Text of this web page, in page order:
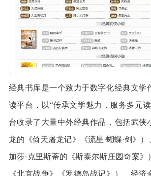
经典书库是一个致力于数字化经典文学
读平台，以“传承文学魅力，服务多元
台收录了大量中外经典作品，包括武侠
龙的《倚天屠龙记》《流星·蝴蝶·剑》
加莎·克里斯蒂的《斯泰尔斯庄园奇案》
《北京战争》《罗德岛战记》）、经济